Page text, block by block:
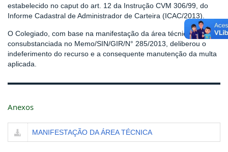
estabelecido no caput do art. 12 da Instrução CVM 306/99, do
Informe Cadastral de Administrador de Carteira (ICAC/2013).
O Colegiado, com base na manifestação da área técnica,
consubstanciada no Memo/SIN/GIR/N° 285/2013, deliberou o
indeferimento do recurso e a consequente manutenção da multa
aplicada.
Anexos
MANIFESTAÇÃO DA ÁREA TÉCNICA